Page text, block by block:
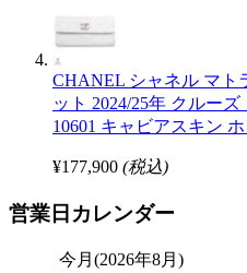
CHANEL シャネル マト
ット 2024/25年 クルー
10601 キャビアスキン
¥177,900 (税込)
営業日カレンダー
今月(2026年8月)